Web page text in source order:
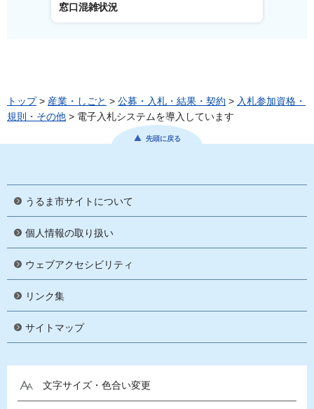
窓口混雑状況
トップ> 産業・しごと > 公募・入札・結果・契約 > 入札参加資格・
規則・その他 > 電子入札システムを導入しています
先頭に戻る
うるま市サイトについて
個人情報の取り扱い
ウェブアクセシビリティ
リンク集
サイトマップ
文字サイズ・色合い変更